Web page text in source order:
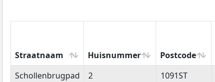
Straatnaam Huisnummer Postcode
Straatnaam
Huisnummer Postcode
Schollenbrugpad 2 1091ST